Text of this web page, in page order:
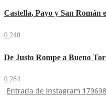
Castella, Payo y San Román
0 240
De Justo Rompe a Bueno
0 284
Entrada de Instagram